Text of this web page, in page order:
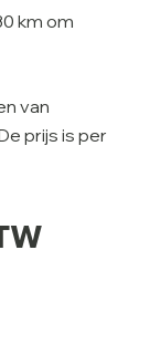
km om
van
prijs is per